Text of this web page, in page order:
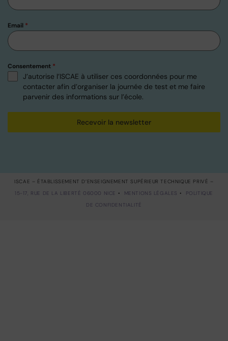
Email *
Consentement *
J’autorise l’ISCAE à utiliser ces coordonnées pour me
contacter afin d’organiser la journée de test et me faire
parvenir des informations sur l’école.
Recevoir la newsletter
ISCAE – ÉTABLISSEMENT D’ENSEIGNEMENT SUPÉRIEUR TECHNIQUE PRIVÉ –
15-17, RUE DE LA LIBERTÉ 06000 NICE • MENTIONS LÉGALES •
POLITIQUE
DE CONFIDENTIALITÉ